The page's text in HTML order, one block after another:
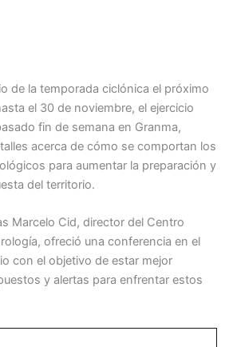
de la temporada ciclónica el próximo
el 30 de noviembre, el ejercicio
fin de semana en Granma,
acerca de cómo se comportan los
para aumentar la preparación y
del territorio.
Marcelo Cid, director del Centro
ofreció una conferencia en el
con el objetivo de estar mejor
y alertas para enfrentar estos